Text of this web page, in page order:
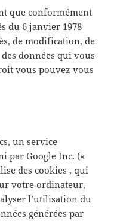
que conformément
du 6 janvier 1978
de modification, de
données qui vous
vous pouvez vous
un service
par Google Inc. («
des cookies , qui
votre ordinateur,
l’utilisation du
générées par